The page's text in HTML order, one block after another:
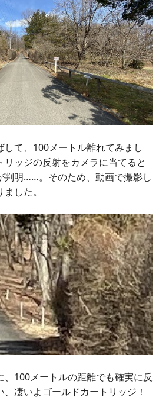
して、100メートル離れてみまし
ッジの反射をカメラに当てると
判明……。そのため、動画で撮影し
した。
、100メートルの距離でも確実に反
凄いよゴールドカートリッジ！